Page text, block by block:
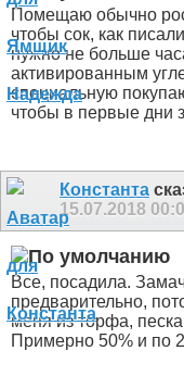
Помещаю обычно
чтобы сок, как
нужно не больше
активированным
специальную
чтобы в первые дни
Константа
15.07.2018
Все, посадила.
предварительно,
меня из торфа,
Примерно 50% и по